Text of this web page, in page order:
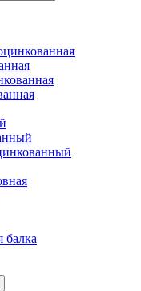
балка